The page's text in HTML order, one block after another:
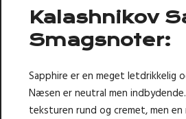
Kalashnikov
Smagsnoter:
Sapphire er en meget letdrikkelig
Næsen er neutral men
teksturen rund og cremet, men